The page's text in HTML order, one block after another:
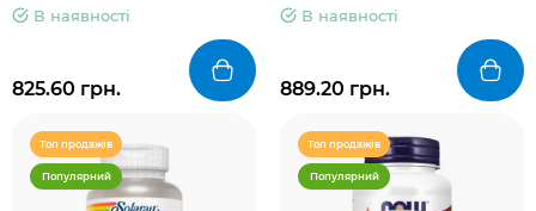
В наявності
825.60 грн.
В наявності
889.20 грн.
Топ продажів
Популярний
Топ продажів
Популярний